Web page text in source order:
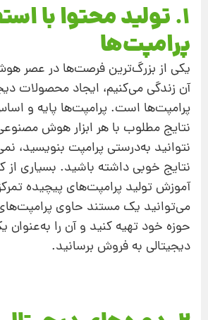
1. تولید محتوا با
پرامپت‌ها
یکی از بزرگ‌ترین فرصت‌ها در عصر
آن زندگی می‌کنیم، ایجاد محصولات
پرامپت‌ها است. پرامپت‌ها پایه و
نتایج مطلوب با هر ابزار هوش
نتوانید به‌درستی پرامپت بنویسید،
نتایج خوبی داشته باشید. بسیاری از
آموزش تولید پرامپت‌های پیچیده
می‌توانید یک مستند حاوی
حوزه خود تهیه کنید و آن را
دیجیتالی به فروش برسانید.